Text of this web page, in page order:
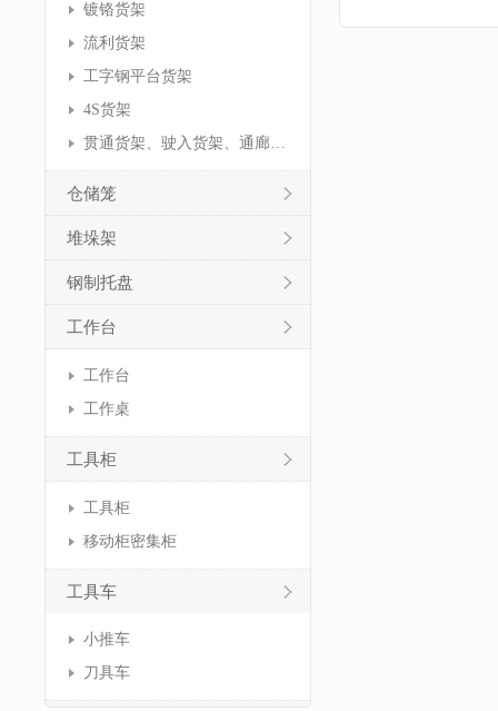
镀铬货架
流利货架
工字钢平台货架
4S货架
贯通货架、驶入货架、通廊货架
仓储笼
堆垛架
钢制托盘
工作台
工作台
工作桌
工具柜
工具柜
移动柜密集柜
工具车
小推车
刀具车